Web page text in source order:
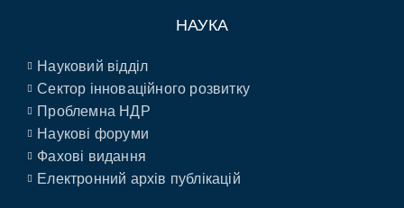
НАУКА
Науковий відділ
Сектор інноваційного розвитку
Проблемна НДР
Наукові форуми
Фахові видання
Електронний архів публікацій